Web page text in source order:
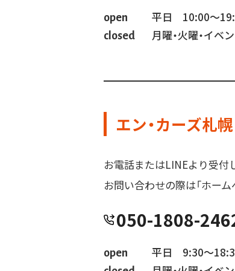
open 平日 10:00～
closed 月曜・火曜・イベ
エン・カーズ札
お電話またはLINEより受付
お問い合わせの際は「ホー
050-1808-
open 平日 9:30～